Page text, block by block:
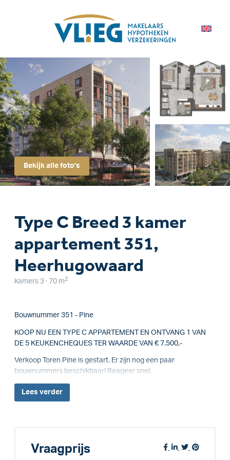
Bekijk alle foto's
Type C Breed 3 kamer
appartement 351,
Heerhugowaard
kamers 3 · 70 m 2
Bouwnummer 351 - Pine
KOOP NU EEN TYPE C APPARTEMENT EN ONTVANG 1 VAN
DE 5 KEUKENCHEQUES TER WAARDE VAN € 7.500,-
Verkoop Toren Pine is gestart. Er zijn nog een paar
bouwnummers beschikbaar! Reageer snel.
Lees verder
Vraagprijs